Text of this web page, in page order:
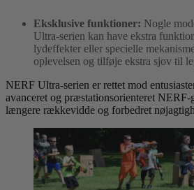
Eksklusive funktioner: Nogle
Ultra-serien kan have ekstra
lydeffekter eller specielle
oplevelsen og tilføje ekstra sjov til
NERF Ultra-serien er rettet mod
avanceret og præstationsorienteret NERF-
længere rækkevidde og forbedret